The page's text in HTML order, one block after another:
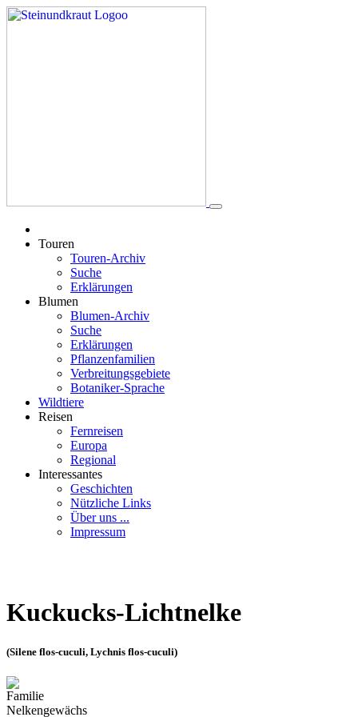
Touren
Touren-Archiv
Suche
Erklärungen
Blumen
Blumen-Archiv
Suche
Erklärungen
Pflanzenfamilien
Verbreitungsgebiete
Botaniker-Sprache
Wildtiere
Reisen
Fernreisen
Europa
Regional
Interessantes
Geschichten
Nützliche Links
Über uns ...
Impressum
Kuckucks-Lichtnelke
(Silene flos-cuculi, Lychnis flos-cuculi)
Familie
Nelkengewächs